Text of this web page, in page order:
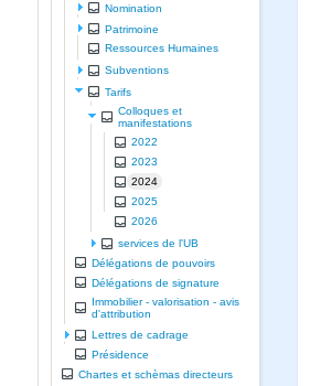
Nomination
Patrimoine
Ressources Humaines
Subventions
Tarifs
Colloques et
manifestations
2022
2023
2024
2025
2026
services de l'UB
Délégations de pouvoirs
Délégations de signature
Immobilier - valorisation - avis
d'attribution
Lettres de cadrage
Présidence
Chartes et schèmas directeurs